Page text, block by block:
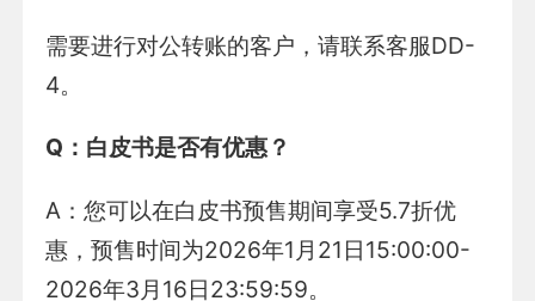
需要进行对公转账的客户，请联系客服DD-
4。
Q ：白皮书是否有优惠？
A：您可以在白皮书预售期间享受5.7折优
惠，预售时间为2026年1月21日15:00:00-
2026年3月16日23:59:59。